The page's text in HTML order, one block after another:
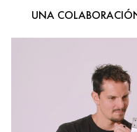
UNA